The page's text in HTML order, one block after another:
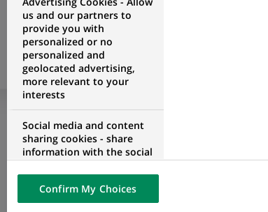
Vous devez accepter les cookies de type
us and our partners to
provide you with
personalized or no
personalized and
geolocated advertising,
more relevant to your
interests
Social media and content
sharing cookies - share
information with the social
networks and propose the
visualization on our website
of the content hosted on a
external website.
Confirm My Choices